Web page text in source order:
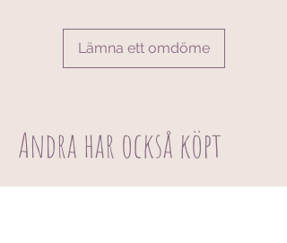
Lämna ett omdöme
Andra har också köpt